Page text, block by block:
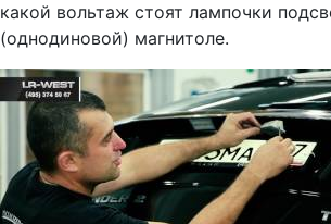
какой вольтаж стоят лампочки
(однодиновой) магнитоле.